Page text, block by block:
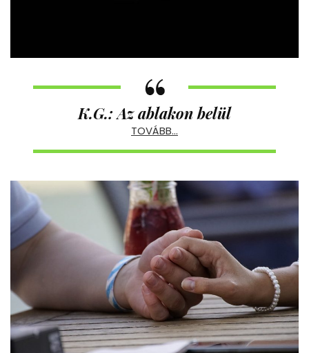
K.G.: Az ablakon belül
TOVÁBB…